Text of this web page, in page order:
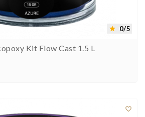
 0/5
Kit Flow Cast 1.5 L
